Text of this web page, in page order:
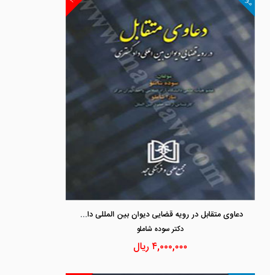
دعاوی متقابل در رویه قضایی دیوان بین المللی دادگستری
دكتر سوده شاملو
۴,۰۰۰,۰۰۰ریال